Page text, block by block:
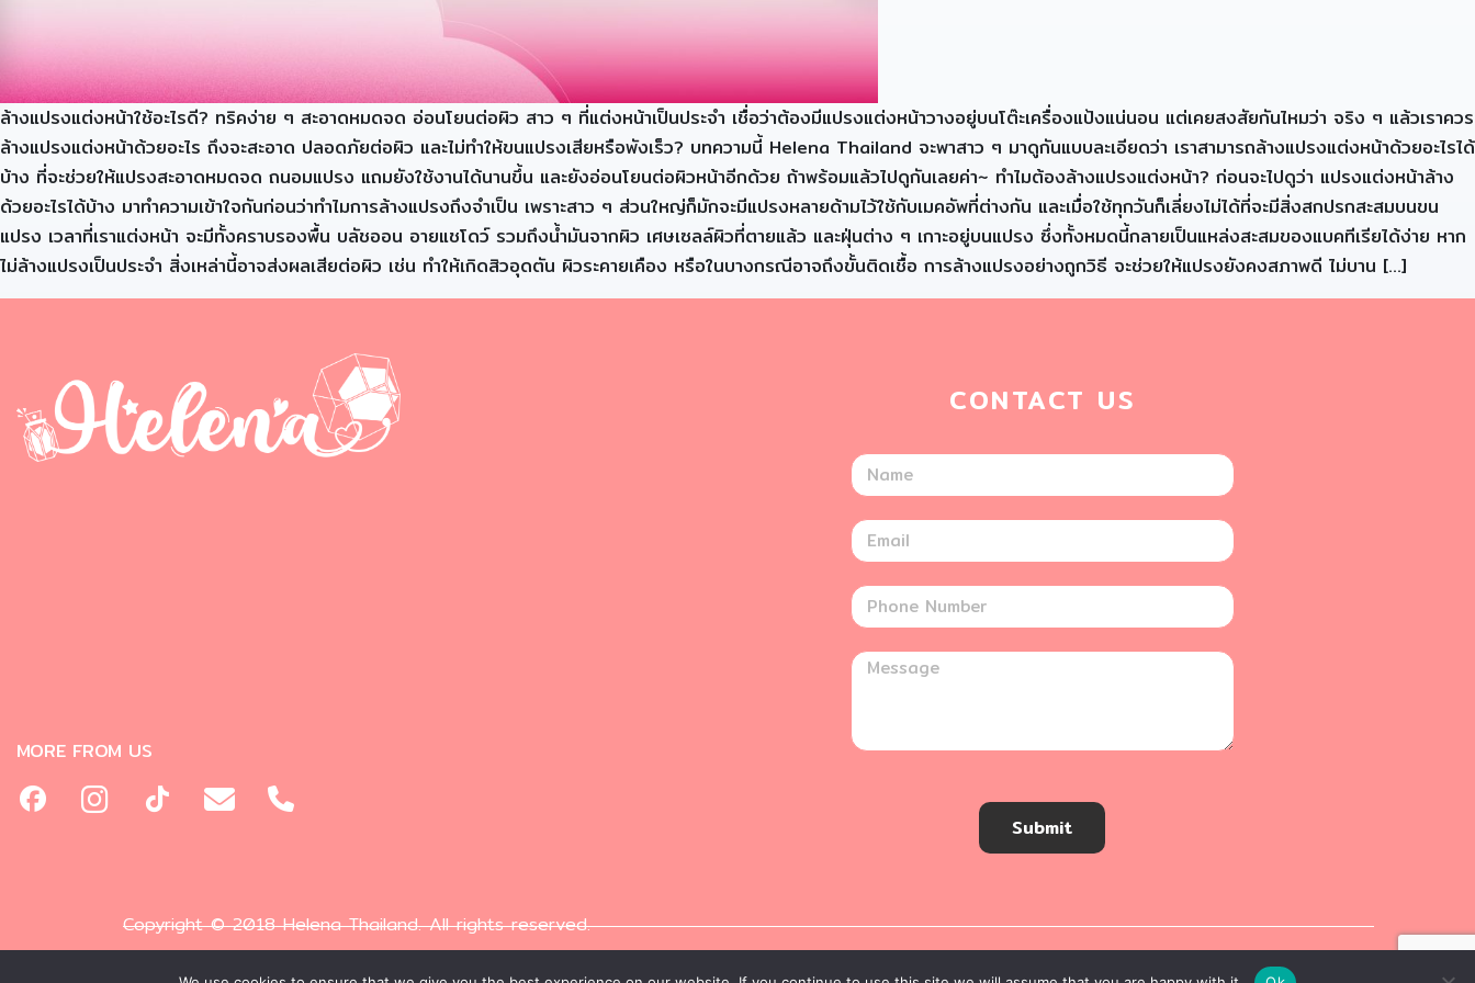
ล้างแปรงแต่งหน้าใช้อะไรดี? ทริคง่าย ๆ สะอาดหมดจด อ่อนโยนต่อผิว สาว ๆ ที่แต่งหน้าเป็นประจำ เชื่อว่าต้องมีแปรงแต่งหน้าวางอยู่บนโต๊ะเครื่องแป้งแน่นอน แต่เคยสงสัยกันไหมว่า จริง ๆ แล้วเราควร
ล้างแปรงแต่งหน้าด้วยอะไร ถึงจะสะอาด ปลอดภัยต่อผิว และไม่ทำให้ขนแปรงเสียหรือพังเร็ว? บทความนี้ Helena Thailand จะพาสาว ๆ มาดูกันแบบละเอียดว่า เราสามารถล้างแปรงแต่งหน้าด้วยอะไรได้
บ้าง ที่จะช่วยให้แปรงสะอาดหมดจด ถนอมแปรง แถมยังใช้งานได้นานขึ้น และยังอ่อนโยนต่อผิวหน้าอีกด้วย ถ้าพร้อมแล้วไปดูกันเลยค่า~ ทำไมต้องล้างแปรงแต่งหน้า? ก่อนจะไปดูว่า แปรงแต่งหน้าล้าง
ด้วยอะไรได้บ้าง มาทำความเข้าใจกันก่อนว่าทำไมการล้างแปรงถึงจำเป็น เพราะสาว ๆ ส่วนใหญ่ก็มักจะมีแปรงหลายด้ามไว้ใช้กับเมคอัพที่ต่างกัน และเมื่อใช้ทุกวันก็เลี่ยงไม่ได้ที่จะมีสิ่งสกปรกสะสมบนขน
แปรง เวลาที่เราแต่งหน้า จะมีทั้งคราบรองพื้น บลัชออน อายแชโดว์ รวมถึงน้ำมันจากผิว เศษเซลล์ผิวที่ตายแล้ว และฝุ่นต่าง ๆ เกาะอยู่บนแปรง ซึ่งทั้งหมดนี้กลายเป็นแหล่งสะสมของแบคทีเรียได้ง่าย หาก
ไม่ล้างแปรงเป็นประจำ สิ่งเหล่านี้อาจส่งผลเสียต่อผิว เช่น ทำให้เกิดสิวอุดตัน ผิวระคายเคือง หรือในบางกรณีอาจถึงขั้นติดเชื้อ การล้างแปรงอย่างถูกวิธี จะช่วยให้แปรงยังคงสภาพดี ไม่บาน […]
MORE FROM US
CONTACT US
Submit
Copyright © 2018 Helena Thailand. All rights reserved.